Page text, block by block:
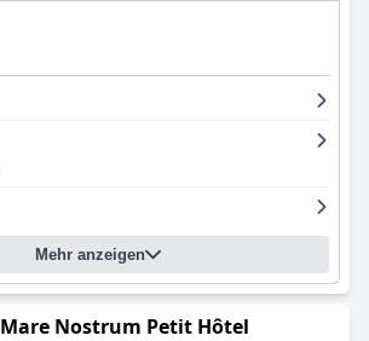
Mehr anzeigen
Mare Nostrum Petit Hôtel